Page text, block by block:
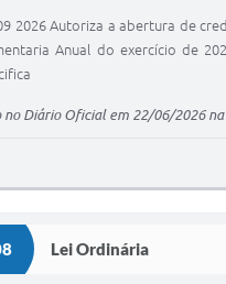
2026 Autoriza a abertura de
Anual do exercício de
no Diário Oficial em 22/06/2026 na
Lei Ordinária